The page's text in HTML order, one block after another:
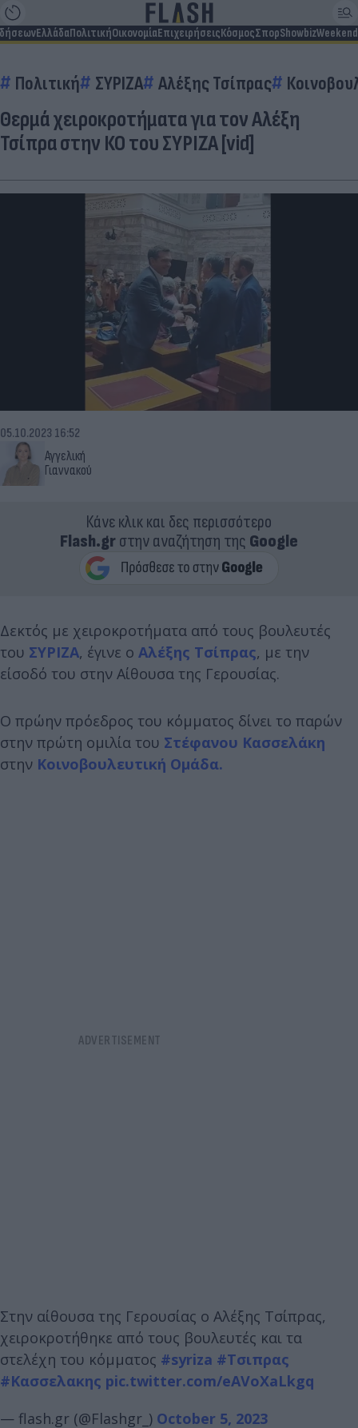
ΕλλάδαΠολιτικήΟικονομίαΕπιχειρήσειςΚόσμοςΣπορShowbizWeekend
Πολιτική ΣΥΡΙΖΑ Αλέξης Τσίπρας
Θερμά χειροκροτήματα για τον Αλέξη
Τσίπρα στην ΚΟ του ΣΥΡΙΖΑ [vid]
Αγγελική
Γιαννακού
05.10.2023 16:52
Κάνε κλικ και δες περισσότερο
Flash.grστην αναζήτηση της Google
Δεκτός με χειροκροτήματα από τους βουλευτές
του ΣΥΡΙΖΑ, έγινε ο Αλέξης Τσίπρας, με την
είσοδό του στην Αίθουσα της Γερουσίας.
Ο πρώην πρόεδρος του κόμματος δίνει το παρών
στην πρώτη ομιλία του Στέφανου Κασσελάκη
στην Κοινοβουλευτική Ομάδα.
Στην αίθουσα της Γερουσίας ο Αλέξης Τσίπρας,
χειροκροτήθηκε από τους βουλευτές και τα
στελέχη του κόμματος #syriza #Τσιπρας
#Κασσελακης pic.twitter.com/eAVoXaLkgq
— flash.gr (@Flashgr_) October 5, 2023